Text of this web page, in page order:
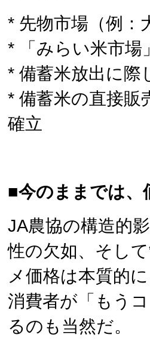
* 先物市場（例：
* 「みらい米市場
* 備蓄米放出に際
* 備蓄米の直接販
確立
■今のままでは、
JA農協の構造的
性の欠如、そし
メ価格は本質的
消費者が「もう
るのも当然だ。